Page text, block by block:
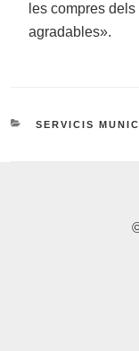
les compres
agradables».
CATEGORIES
SERVICIS